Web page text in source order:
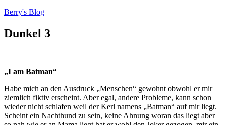
Berry's Blog
Dunkel 3
„I am Batman“
Habe mich an den Ausdruck „Menschen“ gewohnt obwohl er mir
ziemlich fiktiv erscheint. Aber egal, andere Probleme, kann schon
wieder nicht schlafen weil der Kerl namens „Batman“ auf mir liegt.
Scheint ein Nachthund zu sein, keine Ahnung woran das liegt aber